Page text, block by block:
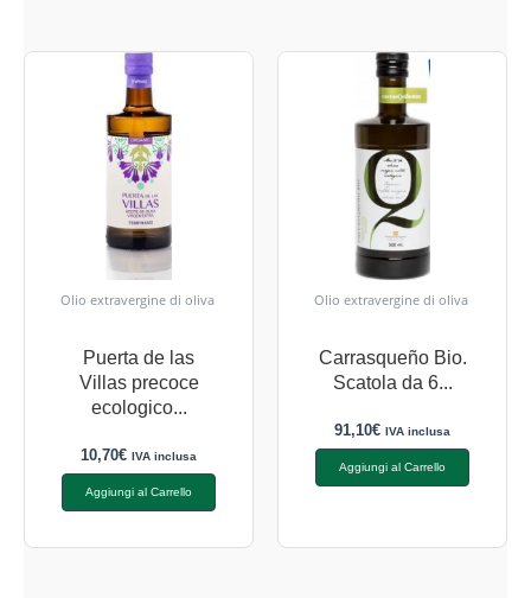
Olio extravergine di oliva
Puerta de las
Villas precoce
ecologico...
10,70€ IVA inclusa
Aggiungi al Carrello
Olio extravergine di oliva
Carrasqueño Bio.
Scatola da 6...
91,10€ IVA inclusa
Aggiungi al Carrello